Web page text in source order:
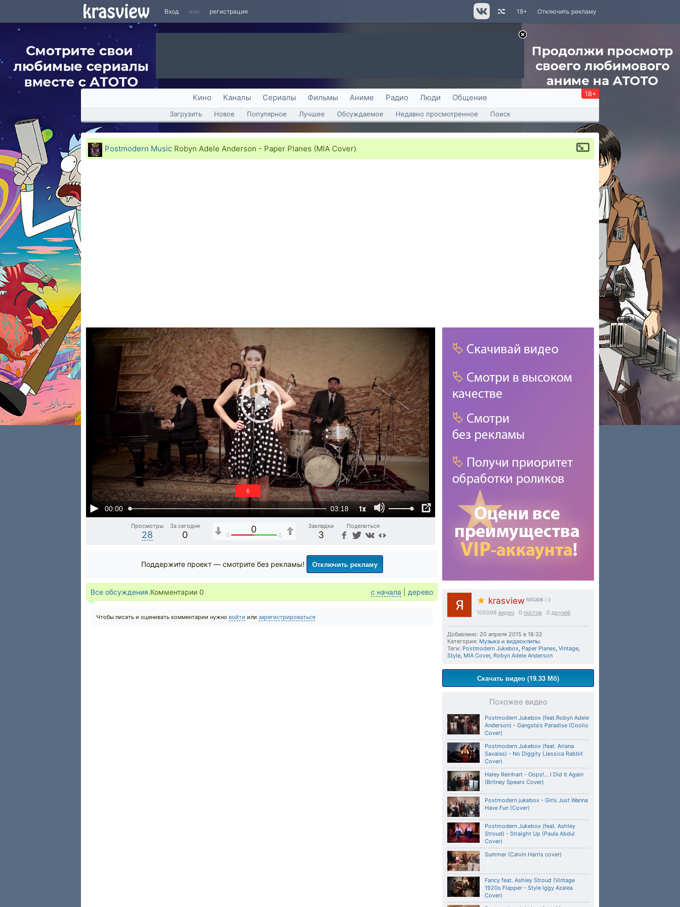
Вход или регистрация Отключить рекламу
18+
Кино Каналы Сериалы Фильмы Аниме Радио Люди Общение 18+
Загрузить Новое Популярное Лучшее Обсуждаемое Недавно просмотренное Поиск
Postmodern Music Robyn Adele Anderson - Paper Planes (MIA Cover)
00:00 03:18 1x
6
Просмотры
28
За сегодня
0
0
0 0
Закладки
3
Поделиться
★ krasview 500206 | 0
105098 видео 0 постов 0 друзей
Добавлено: 20 апреля 2015 в 18:32
Категория: Музыка и видеоклипы
Теги: Postmodern Jukebox, Paper Planes, Vintage,
Style, MIA Cover, Robyn Adele Anderson
Скачать видео (19.33 Мб)
Похожее видео
Postmodern Jukebox (feat.Robyn Adele
Anderson) - Gangsta's Paradise (Coolio
Cover)
Postmodern Jukebox (feat. Ariana
Savalas) - No Diggity (Jessica Rabbit
Cover)
Haley Reinhart - Oops!... I Did It Again
(Britney Spears Cover)
Postmodern jukebox - Girls Just Wanna
Have Fun (Cover)
Postmodern Jukebox (feat. Ashley
Stroud) - Straight Up (Paula Abdul
Cover)
Summer (Calvin Harris cover)
Fancy feat. Ashley Stroud (Vintage
1920s Flapper - Style Iggy Azalea
Cover)
Поддержите проект — смотрите без рекламы! Отключить рекламу
Все обсуждения.Комментарии 0 с начала дерево
Чтобы писать и оценивать комментарии нужно войти или зарегистрироваться